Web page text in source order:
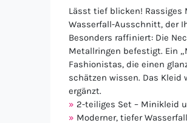
Lässt tief blicken!
Wasserfall-Ausschnitt, der
Besonders raffiniert: Die
Metallringen befestigt. Ein
Fashionistas, die einen
schätzen wissen. Das
ergänzt.
2-teiliges Set – Minikleid
Moderner, tiefer